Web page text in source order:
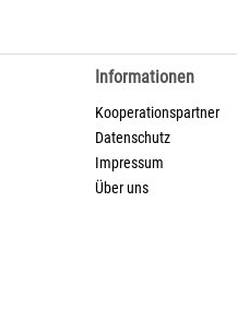
Informationen
Kooperationspartner
Datenschutz
Impressum
Über uns